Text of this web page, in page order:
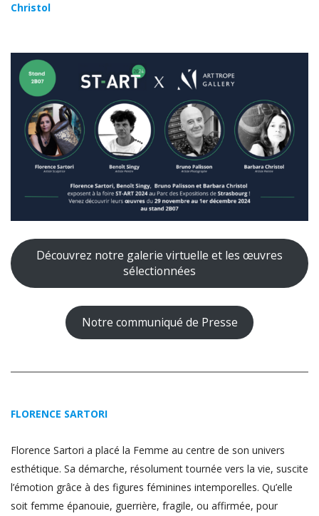
Christol
Découvrez notre galerie virtuelle et les œuvres
sélectionnées
Notre communiqué de Presse
FLORENCE SARTORI
Florence Sartori a placé la Femme au centre de son univers
esthétique. Sa démarche, résolument tournée vers la vie, suscite
l’émotion grâce à des figures féminines intemporelles. Qu’elle
soit femme épanouie, guerrière, fragile, ou affirmée, pour